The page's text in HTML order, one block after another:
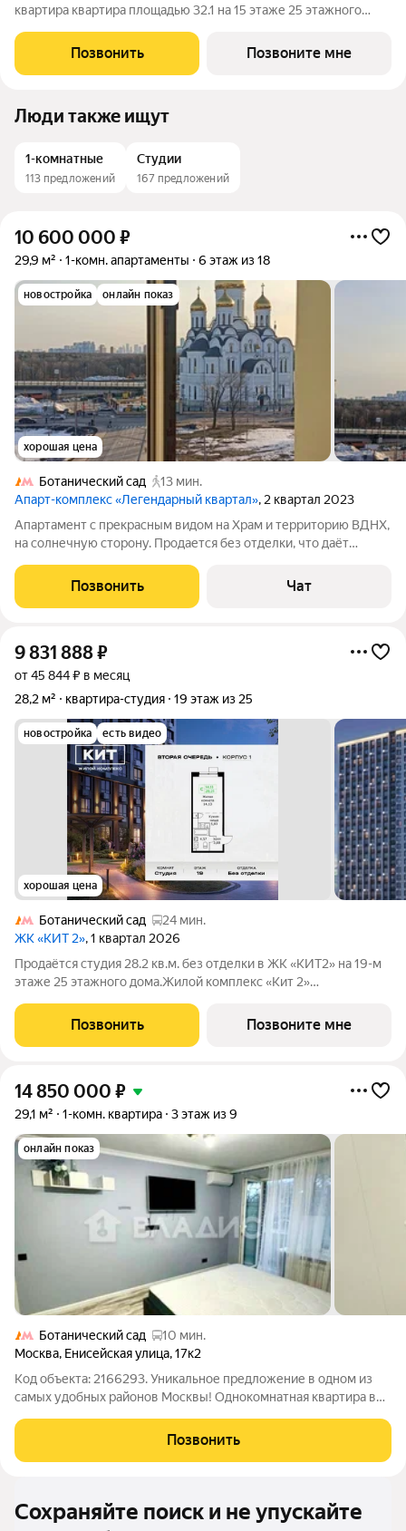
квартира квартира площадью 32.1 на 15 этаже 25 этажного
расположение 5 минут пешком до ж/д станции Мытищи и 20
минут на автомобиле до
Позвонить Позвоните мне
Люди также ищут
1-комнатные
113 предложений
Студии
167 предложений
10 600 000 ₽
29,9 м² 1-комн. апартаменты 6 этаж из 18
новостройка онлайн показ
хорошая цена
Ботанический сад
13 мин.
Апарт-комплекс «Легендарный квартал», 2 квартал 2023
Апартамент с прекрасным видом на Храм и территорию ВДНХ,
на солнечную сторону. Продается без отделки, что даёт
дизайнер и проверенная бригада. Оперативно сделают ремонт
по Вашему индивидуальному
Позвонить Чат
9 831 888₽
от 45 844 ₽ в месяц
28,2 м²
квартира-студия 19 этаж из 25
новостройка есть видео
хорошая цена
Ботанический сад
24 мин.
ЖК «КИТ 2», 1 квартал 2026
Продаётся студия 28.2 кв.м. без отделки в ЖК «КИТ2» на 19-м
этаже 25 этажного дома.Жилой комплекс «Кит 2»
Городе». Объект бизнес-класса предлагает рациональный
подход к набору опций, необходимых для
Позвонить Позвоните мне
14 850 000 ₽
29,1 м² 1-комн. квартира 3 этаж из 9
онлайн показ
Ботанический сад
10 мин.
Москва, Енисейская улица,17к2
Код объекта: 2166293. Уникальное предложение в одном из
самых удобных районов Москвы! Однокомнатная квартира в
благоустроенный, экологически благоприятный район
Москвы. Все необходимые объекты
Позвонить
Сохраняйте поиск и не упускайте